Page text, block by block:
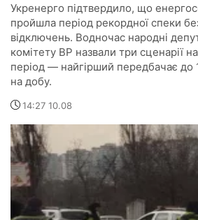
Укренерго підтвердило, що
пройшла період рекордної спеки
відключень. Водночас народні
комітету ВР назвали три сценарії
період — найгірший передбачає до
на добу.
14:27 10.08